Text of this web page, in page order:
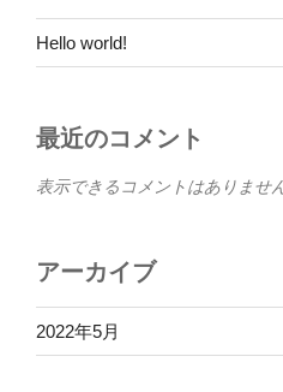
Hello world!
最近のコメント
表示できるコメントはありません
アーカイブ
2022年5月